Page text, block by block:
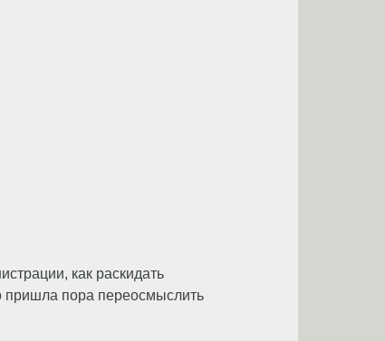
как раскидать
пришла пора переосмыслить